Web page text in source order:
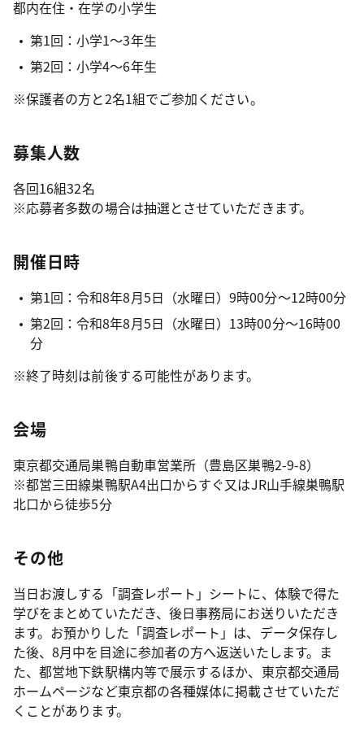
都内在住・在学の小学生
第1回：小学1～3年生
第2回：小学4～6年生
※保護者の方と2名1組でご参加ください。
募集人数
各回16組32名
※応募者多数の場合は抽選とさせていただきます。
開催日時
第1回：令和8年8月5日（水曜日）9時00分～12時00分
第2回：令和8年8月5日（水曜日）13時00分～16時00
分
※終了時刻は前後する可能性があります。
会場
東京都交通局巣鴨自動車営業所（豊島区巣鴨2-9-8）
※都営三田線巣鴨駅A4出口からすぐ又はJR山手線巣鴨駅
北口から徒歩5分
その他
当日お渡しする「調査レポート」シートに、体験で得た
学びをまとめていただき、後日事務局にお送りいただき
ます。お預かりした「調査レポート」は、データ保存し
た後、8月中を目途に参加者の方へ返送いたします。ま
た、都営地下鉄駅構内等で展示するほか、東京都交通局
ホームページなど東京都の各種媒体に掲載させていただ
くことがあります。